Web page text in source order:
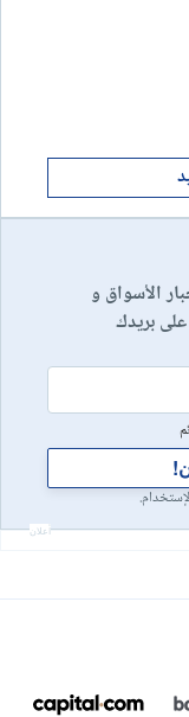
إستعراض شركة
الأسواق و
بريدك
أعلان